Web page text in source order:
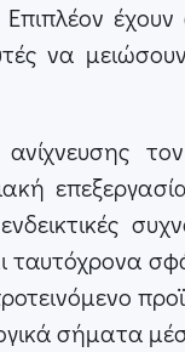
έχουν
να
ταυτόχρονα
σήματα